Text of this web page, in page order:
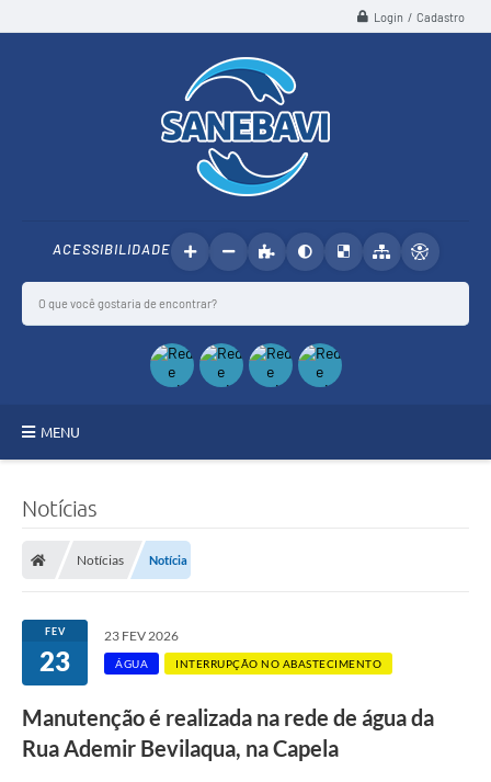
Login / Cadastro
ACESSIBILIDADE
MENU
ÁGUA
COMPRAS E LICITAÇÕES
CONTATOS
Notícias
Notícias Notícia
FEV
23
23 FEV 2026
ÁGUA INTERRUPÇÃO NO ABASTECIMENTO
Manutenção é realizada na rede de água da
Rua Ademir Bevilaqua, na Capela